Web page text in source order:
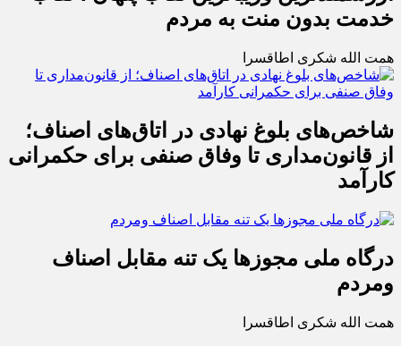
خدمت بدون منت به مردم
همت الله شکری اطاقسرا
شاخص‌های بلوغ نهادی در اتاق‌های اصناف؛
از قانون‌مداری تا وفاق صنفی برای حکمرانی
کارآمد
درگاه ملی مجوزها یک تنه مقابل اصناف
ومردم
همت الله شکری اطاقسرا